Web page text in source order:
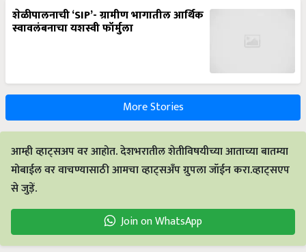
स्वावलंबनाचा यशस्वी फॉर्मुला
More Stories
आम्ही व्हाट्सअप वर आहोत. देशभरातील शेतीविषयीच्या आताच्या बातम्या
मोबाईल वर वाचण्यासाठी आमचा व्हाट्सअँप ग्रुपला जॉईन करा.व्हाट्सएप
से जुड़ें.
Join on WhatsApp